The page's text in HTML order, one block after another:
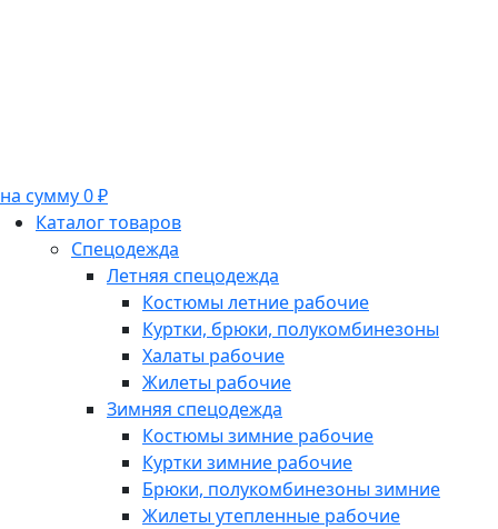
на сумму 0 ₽
Каталог товаров
Спецодежда
Летняя спецодежда
Костюмы летние рабочие
Куртки, брюки, полукомбинезоны
Халаты рабочие
Жилеты рабочие
Зимняя спецодежда
Костюмы зимние рабочие
Куртки зимние рабочие
Брюки, полукомбинезоны зимние
Жилеты утепленные рабочие